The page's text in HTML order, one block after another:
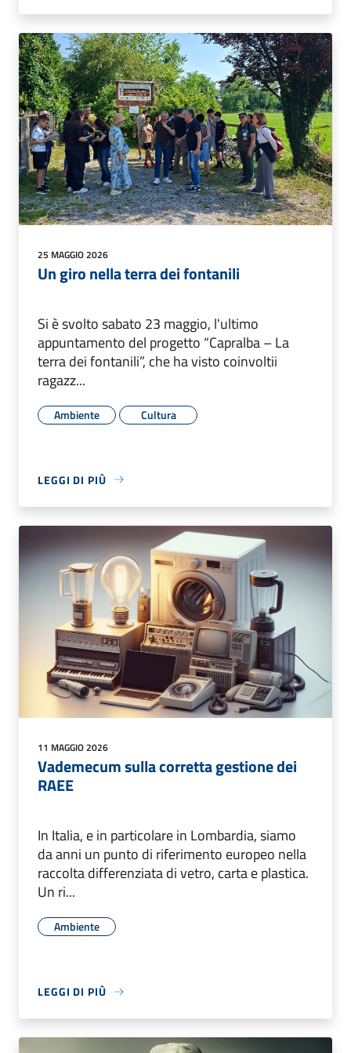
25 MAGGIO 2026
Un giro nella terra dei fontanili
Si è svolto sabato 23 maggio, l'ultimo
appuntamento del progetto “Capralba – La
terra dei fontanili”, che ha visto coinvoltii
ragazz...
Ambiente Cultura
LEGGI DI PIÙ
11 MAGGIO 2026
Vademecum sulla corretta gestione dei
RAEE
In Italia, e in particolare in Lombardia, siamo
da anni un punto di riferimento europeo nella
raccolta differenziata di vetro, carta e plastica.
Un ri...
Ambiente
LEGGI DI PIÙ